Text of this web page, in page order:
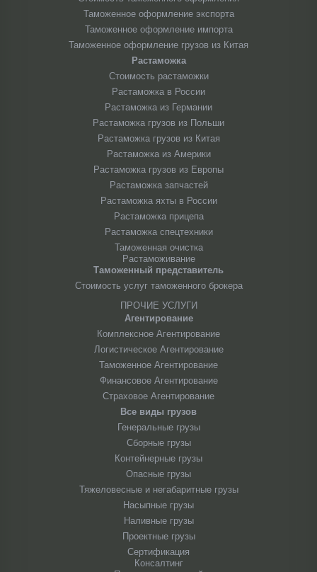
Таможенное оформление экспорта
Таможенное оформление импорта
Таможенное оформление грузов из Китая
Растаможка
Стоимость растаможки
Растаможка в России
Растаможка из Германии
Растаможка грузов из Польши
Растаможка грузов из Китая
Растаможка из Америки
Растаможка грузов из Европы
Растаможка запчастей
Растаможка яхты в России
Растаможка прицепа
Растаможка спецтехники
Таможенная очистка
Растаможивание
Таможенный представитель
Стоимость услуг таможенного брокера
ПРОЧИЕ УСЛУГИ
Агентирование
Комплексное Агентирование
Логистическое Агентирование
Таможенное Агентирование
Финансовое Агентирование
Страховое Агентирование
Все виды грузов
Генеральные грузы
Сборные грузы
Контейнерные грузы
Опасные грузы
Тяжеловесные и негабаритные грузы
Насыпные грузы
Наливные грузы
Проектные грузы
Сертификация
Консалтинг